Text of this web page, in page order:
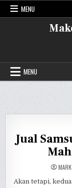
Skip
MENU
MENU
Jual
Akan tetapi,